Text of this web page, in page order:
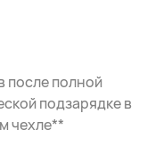
после полной
подзарядке в
чехле**